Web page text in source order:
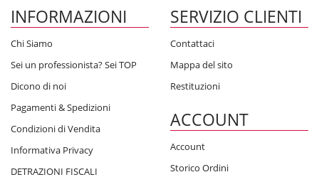
INFORMAZIONI
Chi Siamo
Sei un professionista? Sei TOP
Dicono di noi
Pagamenti & Spedizioni
Condizioni di Vendita
Informativa Privacy
DETRAZIONI FISCALI
SERVIZIO CLIENTI
Contattaci
Mappa del sito
Restituzioni
ACCOUNT
Account
Storico Ordini